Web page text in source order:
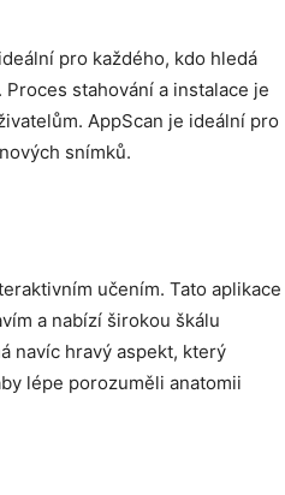
pro každého, kdo hledá
stahování a instalace je
AppScan je ideální pro
snímků.
učením. Tato aplikace
a nabízí širokou škálu
navíc hravý aspekt, který
lépe porozuměli anatomii